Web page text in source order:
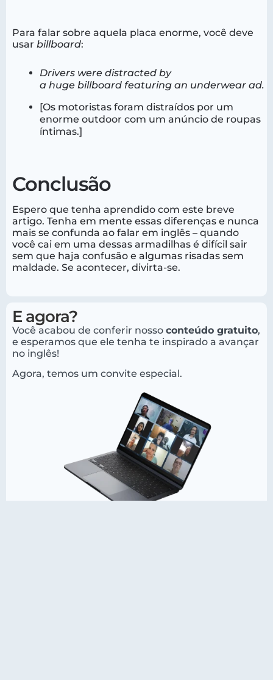
Para falar sobre aquela placa enorme, você deve
usar billboard:
Drivers were distracted by
a huge billboard featuring an underwear ad.
[Os motoristas foram distraídos por um
enorme outdoor com um anúncio de roupas
íntimas.]
Conclusão
Espero que tenha aprendido com este breve
artigo. Tenha em mente essas diferenças e nunca
mais se confunda ao falar em inglês – quando
você cai em uma dessas armadilhas é difícil sair
sem que haja confusão e algumas risadas sem
maldade. Se acontecer, divirta-se.
E agora?
Você acabou de conferir nosso conteúdo gratuito,
e esperamos que ele tenha te inspirado a avançar
no inglês!
Agora, temos um convite especial.